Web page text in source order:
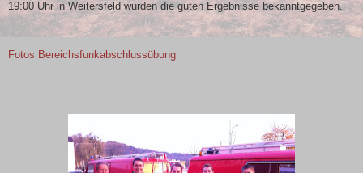
19:00 Uhr in Weitersfeld wurden die guten Ergebnisse bekanntgegeben.
Fotos Bereichsfunkabschlussübung